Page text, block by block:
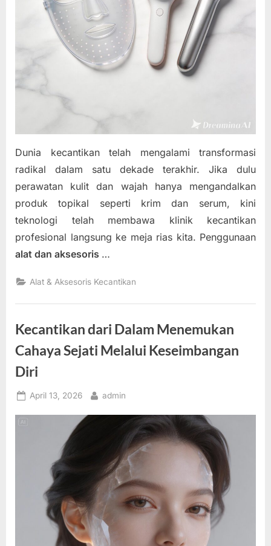
Dunia kecantikan telah mengalami transformasi
radikal dalam satu dekade terakhir. Jika dulu
perawatan kulit dan wajah hanya mengandalkan
produk topikal seperti krim dan serum, kini
teknologi telah membawa klinik kecantikan
profesional langsung ke meja rias kita. Penggunaan
alat dan aksesoris …
Alat & Aksesoris Kecantikan
Kecantikan dari Dalam Menemukan
Cahaya Sejati Melalui Keseimbangan
Diri
Posted
April 13, 2026 By
admin